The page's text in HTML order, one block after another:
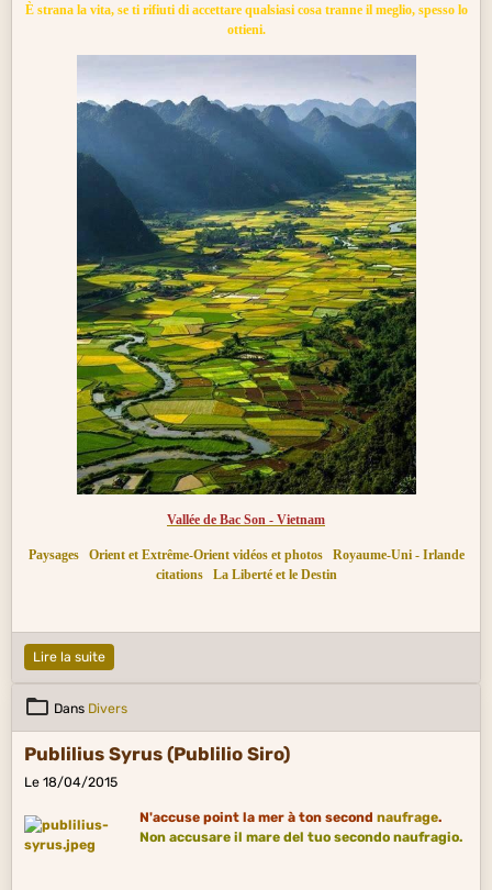
È strana la vita, se ti rifiuti di accettare qualsiasi cosa tranne il meglio, spesso lo
ottieni.
Vallée de Bac Son - Vietnam
Paysages Orient et Extrême-Orient vidéos et photos
Royaume-Uni - Irlande
citations
La Liberté et le Destin
Lire la suite
Dans Divers
Publilius Syrus (Publilio Siro)
Le 18/04/2015
N'accuse point la mer à ton second naufrage.
Non accusare il mare del tuo secondo naufragio.